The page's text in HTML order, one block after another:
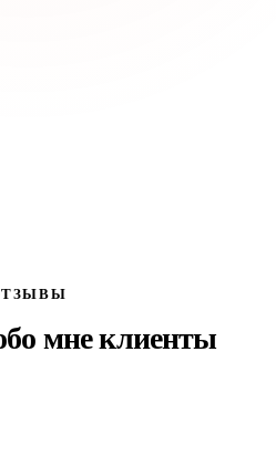
мне клиенты